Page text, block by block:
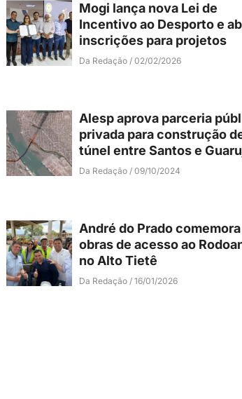
Mogi lança nova Lei de
Incentivo ao Desporto e
inscrições para projetos
Da Redação 02/02/2026
Alesp aprova parceria
privada para construção
túnel entre Santos e
Da Redação 09/10/2024
André do Prado comemora
obras de acesso ao
no Alto Tietê
Da Redação 16/01/2026